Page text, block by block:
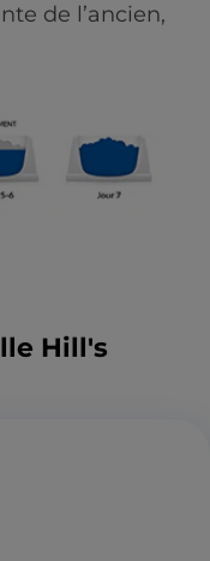
de l’ancien,
Hill's